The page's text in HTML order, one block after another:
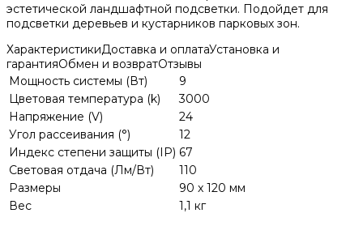
эстетической ландшафтной подсветки. Подойдет для
подсветки деревьев и кустарников парковых зон.
ХарактеристикиДоставка и оплатаУстановка и
гарантияОбмен и возвратОтзывы
Мощность системы (Вт)
9
Цветовая температура (k)
3000
Напряжение (V)
24
Угол рассеивания (°)
12
Индекс степени защиты (IP) 67
Световая отдача (Лм/Вт)
110
Размеры
90 x 120 мм
Вес
1,1 кг